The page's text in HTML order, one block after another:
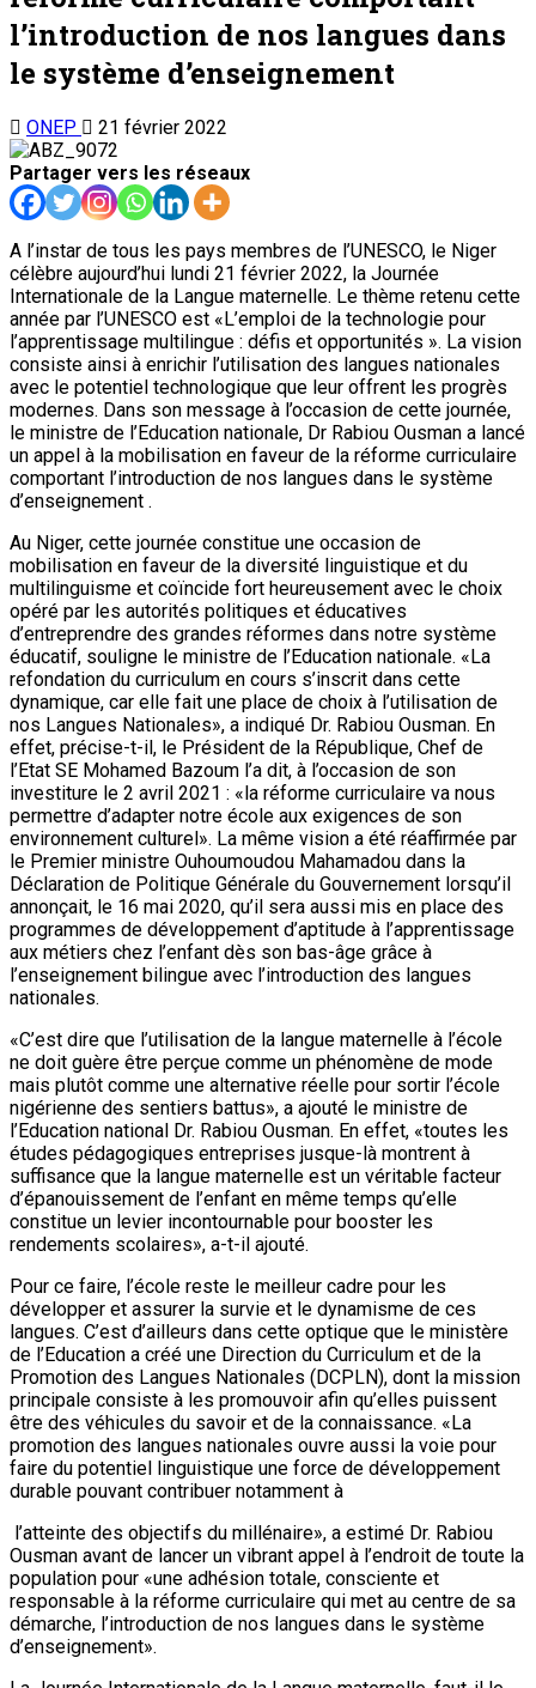
l’introduction de nos langues dans
le système d’enseignement
ONEP
21 février 2022
Partager vers les réseaux
A l’instar de tous les pays membres de l’UNESCO, le Niger
célèbre aujourd’hui lundi 21 février 2022, la Journée
Internationale de la Langue maternelle. Le thème retenu cette
année par l’UNESCO est «L’emploi de la technologie pour
l’apprentissage multilingue : défis et opportunités ». La vision
consiste ainsi à enrichir l’utilisation des langues nationales
avec le potentiel technologique que leur offrent les progrès
modernes. Dans son message à l’occasion de cette journée,
le ministre de l’Education nationale, Dr Rabiou Ousman a lancé
un appel à la mobilisation en faveur de la réforme curriculaire
comportant l’introduction de nos langues dans le système
d’enseignement .
Au Niger, cette journée constitue une occasion de
mobilisation en faveur de la diversité linguistique et du
multilinguisme et coïncide fort heureusement avec le choix
opéré par les autorités politiques et éducatives
d’entreprendre des grandes réformes dans notre système
éducatif, souligne le ministre de l’Education nationale. «La
refondation du curriculum en cours s’inscrit dans cette
dynamique, car elle fait une place de choix à l’utilisation de
nos Langues Nationales», a indiqué Dr. Rabiou Ousman. En
effet, précise-t-il, le Président de la République, Chef de
l’Etat SE Mohamed Bazoum l’a dit, à l’occasion de son
investiture le 2 avril 2021 : «la réforme curriculaire va nous
permettre d’adapter notre école aux exigences de son
environnement culturel». La même vision a été réaffirmée par
le Premier ministre Ouhoumoudou Mahamadou dans la
Déclaration de Politique Générale du Gouvernement lorsqu’il
annonçait, le 16 mai 2020, qu’il sera aussi mis en place des
programmes de développement d’aptitude à l’apprentissage
aux métiers chez l’enfant dès son bas-âge grâce à
l’enseignement bilingue avec l’introduction des langues
nationales.
«C’est dire que l’utilisation de la langue maternelle à l’école
ne doit guère être perçue comme un phénomène de mode
mais plutôt comme une alternative réelle pour sortir l’école
nigérienne des sentiers battus», a ajouté le ministre de
l’Education national Dr. Rabiou Ousman. En effet, «toutes les
études pédagogiques entreprises jusque-là montrent à
suffisance que la langue maternelle est un véritable facteur
d’épanouissement de l’enfant en même temps qu’elle
constitue un levier incontournable pour booster les
rendements scolaires», a-t-il ajouté.
Pour ce faire, l’école reste le meilleur cadre pour les
développer et assurer la survie et le dynamisme de ces
langues. C’est d’ailleurs dans cette optique que le ministère
de l’Education a créé une Direction du Curriculum et de la
Promotion des Langues Nationales (DCPLN), dont la mission
principale consiste à les promouvoir afin qu’elles puissent
être des véhicules du savoir et de la connaissance. «La
promotion des langues nationales ouvre aussi la voie pour
faire du potentiel linguistique une force de développement
durable pouvant contribuer notamment à
l’atteinte des objectifs du millénaire», a estimé Dr. Rabiou
Ousman avant de lancer un vibrant appel à l’endroit de toute la
population pour «une adhésion totale, consciente et
responsable à la réforme curriculaire qui met au centre de sa
démarche, l’introduction de nos langues dans le système
d’enseignement».